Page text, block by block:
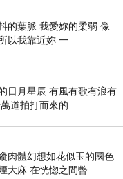
的葉脈 我愛妳的柔弱 像
以我靠近妳 一
日月星辰 有風有歌有浪有
道拍打而來的
肉體幻想如花似玉的國色
大麻 在恍惚之間瞥